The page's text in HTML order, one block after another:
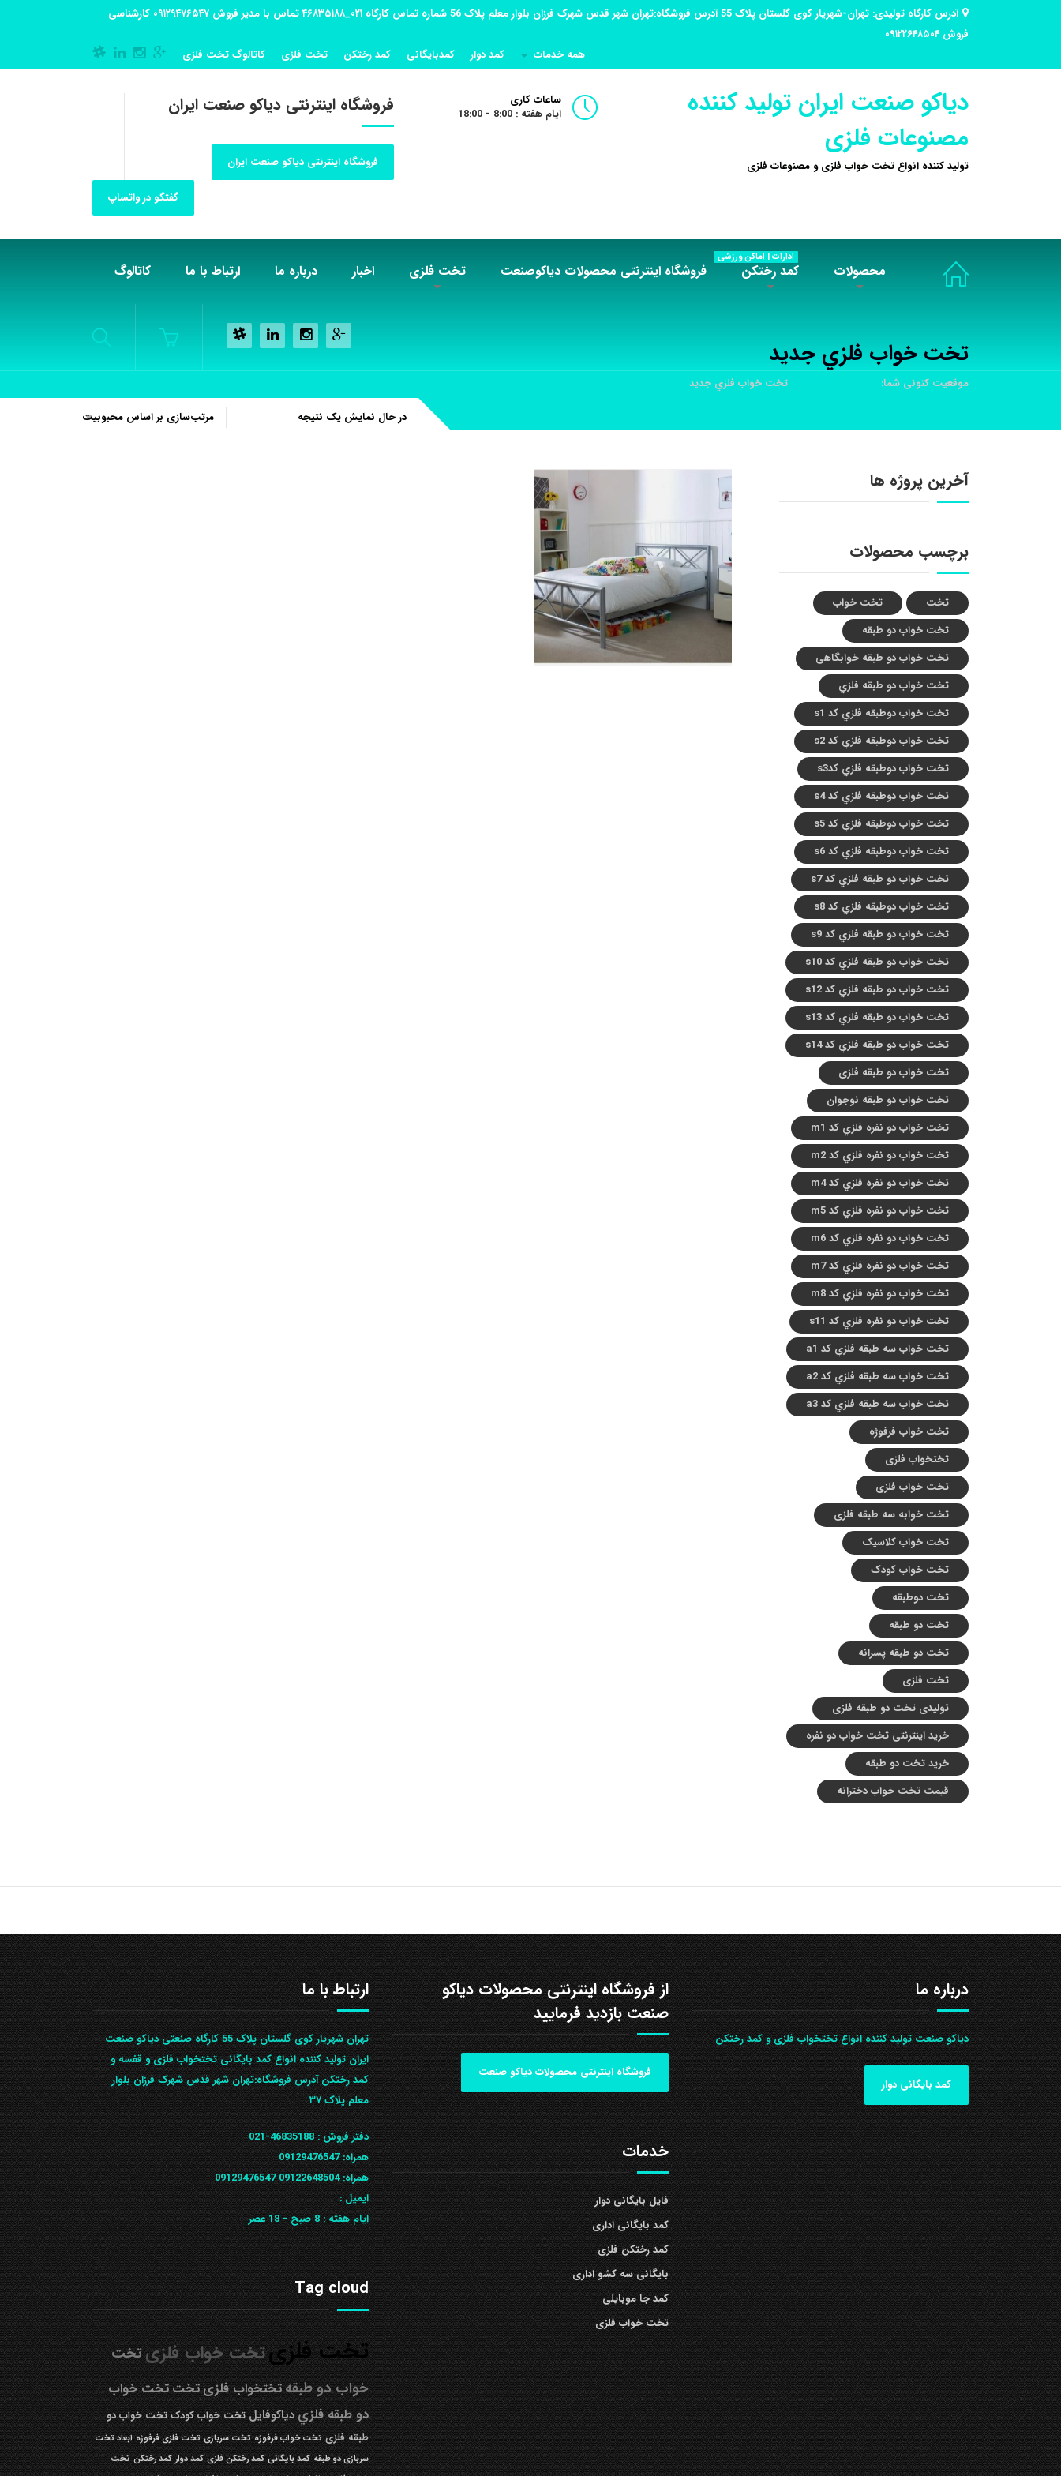
آدرس کارگاه تولیدی: تهران-شهریار کوی گلستان پلاک 55 آدرس فروشگاه:تهران شهر قدس شهرک فرزان بلوار معلم پلاک 56 شماره تماس کارگاه ۰۲۱_۴۶۸۳۵۱۸۸ تماس با مدیر فروش ۰۹۱۲۹۴۷۶۵۴۷ کارشناسی
فروش ۰۹۱۲۲۶۴۸۵۰۴
همه خدمات
کمد دوار کمدبایگانی کمد رختکن تخت فلزی کاتالوگ تخت فلزی
دیاکو صنعت ایران تولید کننده
مصنوعات فلزی
تولید کننده انواع تخت خواب فلزی و مصنوعات فلزی
ساعات کاری
ایام هفته : 8:00 - 18:00
فروشگاه اینترنتی دیاکو صنعت ایران
فروشگاه اینترنتی دیاکو صنعت ایران
گفتگو در واتساپ
محصولات کمد رختکن
ادارات | اماکن ورزشی
فروشگاه اینترنتی محصولات دیاکوصنعت تخت فلزی اخبار درباره ما ارتباط با ما کاتالوگ
تخت خواب فلزي جديد
موقعیت کنونی شما: تخت خواب فلزي جديد
در حال نمایش یک نتیجه
آخرین پروژه ها
برچسب محصولات
تخت
تخت خواب
تخت خواب دو طبقه
تخت خواب دو طبقه خوابگاهی
تخت خواب دو طبقه فلزي
تخت خواب دوطبقه فلزي کد s1
تخت خواب دوطبقه فلزي کد s2
تخت خواب دوطبقه فلزي کدs3
تخت خواب دوطبقه فلزي کد s4
تخت خواب دوطبقه فلزي کد s5
تخت خواب دوطبقه فلزي کد s6
تخت خواب دو طبقه فلزي کد s7
تخت خواب دوطبقه فلزي کد s8
تخت خواب دو طبقه فلزي کد s9
تخت خواب دو طبقه فلزي کد s10
تخت خواب دو طبقه فلزي کد s12
تخت خواب دو طبقه فلزي کد s13
تخت خواب دو طبقه فلزي کد s14
تخت خواب دو طبقه فلزی
تخت خواب دو طبقه نوجوان
تخت خواب دو نفره فلزي کد m1
تخت خواب دو نفره فلزي کد m2
تخت خواب دو نفره فلزي کد m4
تخت خواب دو نفره فلزي کد m5
تخت خواب دو نفره فلزي کد m6
تخت خواب دو نفره فلزي کد m7
تخت خواب دو نفره فلزي کد m8
تخت خواب دو نفره فلزي کد s11
تخت خواب سه طبقه فلزي کد a1
تخت خواب سه طبقه فلزي کد a2
تخت خواب سه طبقه فلزي کد a3
تخت خواب فرفوژه
تختخواب فلزی
تخت خواب فلزی
تخت خوابه سه طبقه فلزی
تخت خواب کلاسیک
تخت خواب کودک
تخت دوطبقه
تخت دو طبقه
تخت دو طبقه پسرانه
تخت فلزی
تولیدی تخت دو طبقه فلزی
خرید اینترنتی تخت خواب دو نفره
خرید تخت دو طبقه
قیمت تخت خواب دخترانه
درباره ما
دیاکو صنعت تولید کننده انواع تختخواب فلزی و کمد رختکن
کمد بایگانی دوار
از فروشگاه اینترنتی محصولات دیاکو
صنعت بازدید فرمایید
فروشگاه اینترنتی محصولات دیاکو صنعت
خدمات
فایل بایگانی دوار
کمد بایگانی اداری
کمد رختکن فلزی
بایگانی سه کشو اداری
کمد جا موبایلی
تخت خواب فلزی
ارتباط با ما
تهران شهریار کوی گلستان پلاک 55 کارگاه صنعتی دیاکو صنعت
ایران تولید کننده انواع کمد بایگانی تختخواب فلزی و قفسه و
کمد رختکن آدرس ف‍روشگاه:تهران شهر قدس شهرک فرزان بلوار
معلم پلاک ۳۷
دفتر فروش :46835188-021
همراه:09129476547
همراه: 09122648504
09129476547
ایمیل :
ایام هفته :8 صبح - 18 عصر
Tag cloud
تخت فلزیتخت خواب فلزیتخت
خواب دو طبقهتختخواب فلزیتختتخت خواب
دو طبقه فلزيدیاکوفایل تخت خواب کودک تخت خواب دو
طبقه فلزی تخت خواب فرفوژه تخت سربازی تخت فلزی فرفوژه ابعاد تخت
سربازی دو طبقه کمد بایگانی کمد رختکن فلزی کمد دوار کمد رختکن تخت